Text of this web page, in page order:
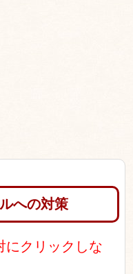
への対策
にクリックしな